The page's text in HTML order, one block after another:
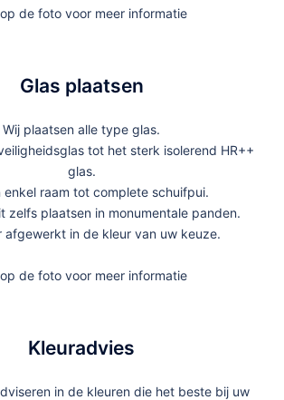
de foto voor meer informatie
Glas plaatsen
Wij plaatsen alle type glas.
tot het sterk isolerend HR++
glas.
enkel raam tot complete schuifpui.
zelfs plaatsen in monumentale panden.
afgewerkt in de kleur van uw keuze.
de foto voor meer informatie
Kleuradvies
in de kleuren die het beste bij uw